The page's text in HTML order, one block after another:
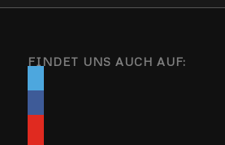
FINDET UNS AUCH AUF: